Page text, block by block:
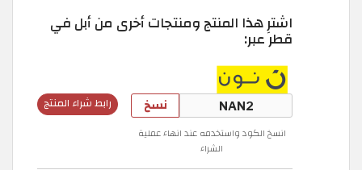
اشترِ هذا المنتج ومنتجات أخرى من أبل في
قطر عبر:
رابط شراء المنتج نسخ
انسخ الكود واستخدمه عند انهاء عملية
الشراء